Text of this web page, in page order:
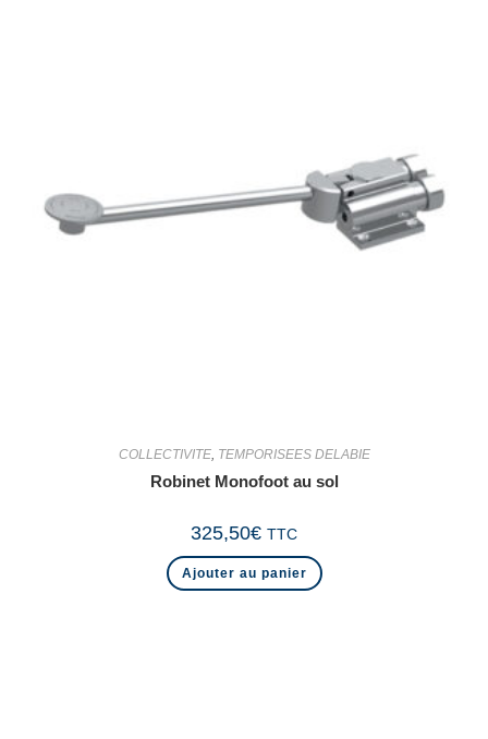
COLLECTIVITE, TEMPORISEES DELABIE
Robinet Monofoot au sol
325,50€ TTC
Ajouter au panier